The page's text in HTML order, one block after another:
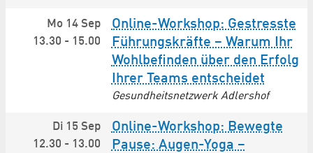
Mo 14 Sep
13.30 - 15.00
Online-Workshop: Gestresste
Führungskräfte – Warum Ihr
Wohlbefinden über den Erfolg
Ihrer Teams entscheidet
Gesundheitsnetzwerk Adlershof
Di 15 Sep
12.30 - 13.00
Online-Workshop: Bewegte
Pause: Augen-Yoga –